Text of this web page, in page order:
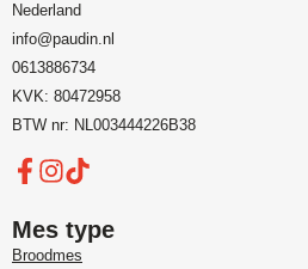
Nederland
info@paudin.nl
0613886734
KVK: 80472958
BTW nr: NL003444226B38
Mes type
Broodmes